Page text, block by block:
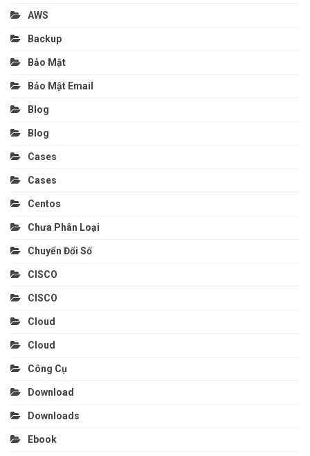
AWS
Backup
Bảo Mật
Bảo Mật Email
Blog
Blog
Cases
Cases
Centos
Chưa Phân Loại
Chuyển Đổi Số
CISCO
CISCO
Cloud
Cloud
Công Cụ
Download
Downloads
Ebook